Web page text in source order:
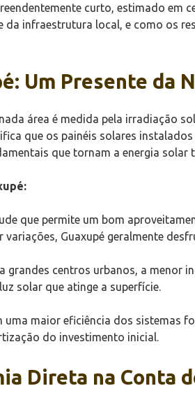
curto, estimado em
infraestrutura local, e como os
Um Presente da
área é medida pela irradiação
que os painéis solares
que tornam a energia solar
que permite um bom
Guaxupé geralmente
grandes centros urbanos, a menor
solar que atinge a superfície.
maior eficiência dos sistemas
do investimento inicial.
Direta na Conta